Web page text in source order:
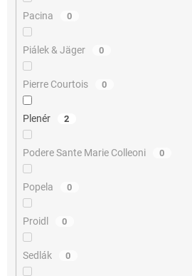
Pacina 0
Piálek & Jäger 0
Pierre Courtois 0
Plenér 2
Podere Sante Marie Colleoni 0
Popela 0
Proidl 0
Sedlák 0